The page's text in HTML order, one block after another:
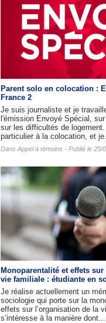
Parent solo en colocation :
France 2
Je suis journaliste et je
l'émission Envoyé Spécial,
sur les difficultés de
particulier à la colocation, et
Dans Appel à témoins - Publié le 25/
Monoparentalité et effets
vie familiale : étudiante en
Je réalise actuellement un
sociologie qui porte sur la
effets sur l’organisation de la
s’intéresse à la manière dont...